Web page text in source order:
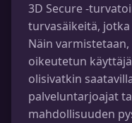
3D Secure -
turvasäikeitä,
Näin
oikeutetun
olisivatkin
palveluntarjoajat
mahdollisuuden